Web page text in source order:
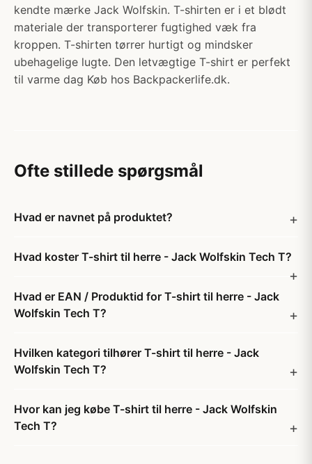
kendte mærke Jack Wolfskin. T-shirten er i et blødt
materiale der transporterer fugtighed væk fra
kroppen. T-shirten tørrer hurtigt og mindsker
ubehagelige lugte. Den letvægtige T-shirt er perfekt
til varme dag Køb hos Backpackerlife.dk.
Ofte stillede spørgsmål
Hvad er navnet på produktet?
Hvad koster T-shirt til herre - Jack Wolfskin Tech T?
Hvad er EAN / Produktid for T-shirt til herre - Jack
Wolfskin Tech T?
Hvilken kategori tilhører T-shirt til herre - Jack
Wolfskin Tech T?
Hvor kan jeg købe T-shirt til herre - Jack Wolfskin
Tech T?